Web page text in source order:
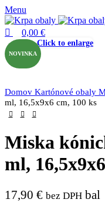
Menu
0,00 €
NOVINKA
Click to enlarge
Domov Kartónové obaly
ml, 16,5x9x6 cm, 100 ks
Miska
ml,
17,90 € bez DPH bal